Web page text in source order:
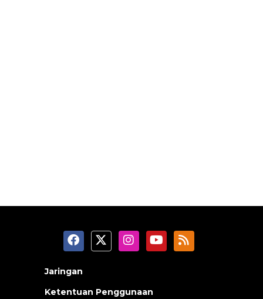
Jaringan
Ketentuan Penggunaan